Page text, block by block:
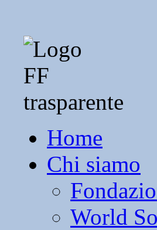
Home
Chi siamo
World